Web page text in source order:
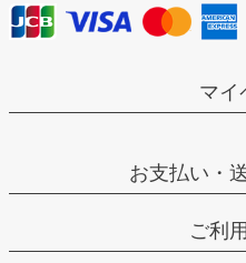
マイ
お支払い・
ご利